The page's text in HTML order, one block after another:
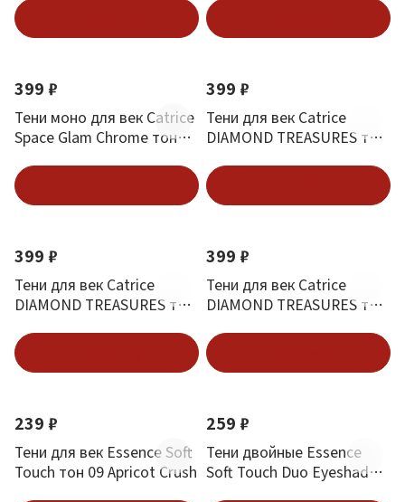
Новинка
399 ₽
Тени моно для век Catrice
Space Glam Chrome тон
Новинка
399 ₽
Тени для век Catrice
DIAMOND TREASURES тон
Новинка
399 ₽
Тени для век Catrice
DIAMOND TREASURES тон
Новинка
399 ₽
Тени для век Catrice
DIAMOND TREASURES тон
Новинка
239 ₽
Тени для век Essence Soft
Touch тон 09 Apricot Crush
Новинка
259 ₽
Тени двойные Essence
Soft Touch Duo Eyeshadow